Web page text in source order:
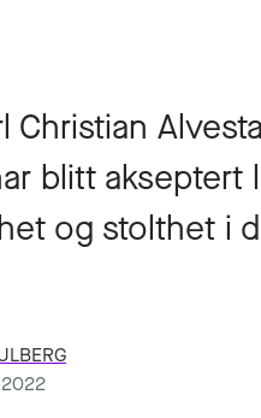
Christian
blitt
og stolthet i